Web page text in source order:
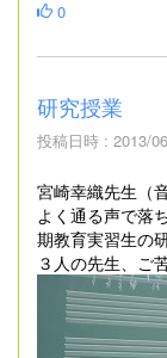
0
研究授業
投稿日時 : 2013/
宮崎幸織先生（
よく通る声で落
期教育実習生の
３人の先生、ご